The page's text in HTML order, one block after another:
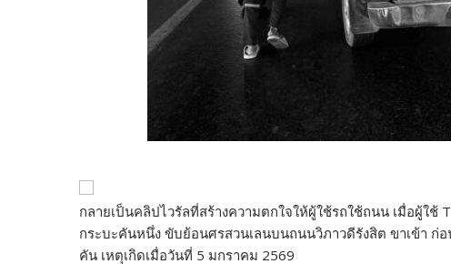
กลายเป็นคลิปไวรัลที่สร้างความตกใจให้ผู้ใช้รถใช้ถนน เมื่อผู้ใ
กระบะคันหนึ่ง ขับย้อนศรสวนเลนบนถนนวิภาวดีรังสิต ขาเข้า
คัน เหตุเกิดเมื่อวันที่ 5 มกราคม 2569